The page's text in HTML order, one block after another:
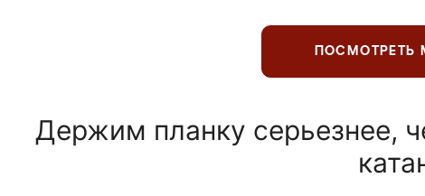
ПОСМОТРЕТЬ
Держим планку серьезнее,